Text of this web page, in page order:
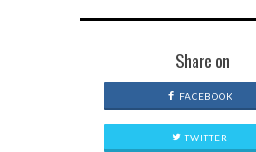
Share on
FACEBOOK
TWITTER